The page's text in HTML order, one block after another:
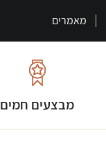
מאמרים
מבצעים חמים